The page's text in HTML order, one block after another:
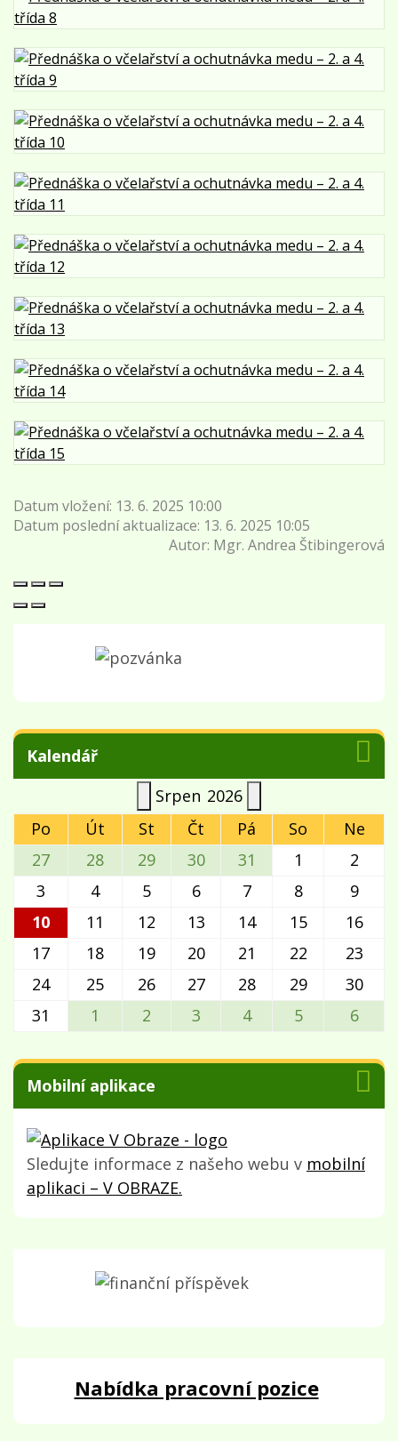
Datum vložení: 13. 6. 2025 10:00
Datum poslední aktualizace: 13. 6. 2025 10:05
Autor: Mgr. Andrea Štibingerová
Kalendář
Srpen 2026
Po
Út St Čt Pá So
Ne
27
28 29 30 31 1
2
3
4 5 6 7 8
9
10
11 12 13 14 15
16
17
18 19 20 21 22
23
24
25 26 27 28 29
30
31
1 2 3 4 5 6
Mobilní aplikace
Sledujte informace z našeho webu v mobilní
aplikaci – V OBRAZE.
Nabídka pracovní pozice